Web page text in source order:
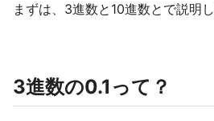
まずは、3進数と10進数とで説明し
3進数の0.1って？